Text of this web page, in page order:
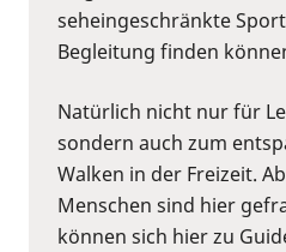
seheingeschränkte
Begleitung finden
Natürlich nicht nur für
sondern auch zum
Walken in der Freizeit.
Menschen sind hier
können sich hier zu